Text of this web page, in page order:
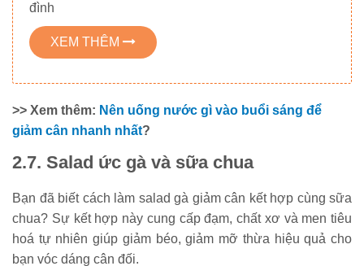
đình
XEM THÊM
>> Xem thêm: Nên uống nước gì vào buổi sáng để
giảm cân nhanh nhất?
2.7. Salad ức gà và sữa chua
Bạn đã biết cách làm salad gà giảm cân kết hợp cùng sữa
chua? Sự kết hợp này cung cấp đạm, chất xơ và men tiêu
hoá tự nhiên giúp giảm béo, giảm mỡ thừa hiệu quả cho
bạn vóc dáng cân đối.